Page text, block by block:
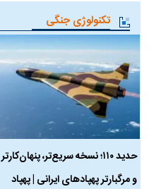
تکنولوژی جنگی
حدید ۱۱۰؛ نسخه سریع‌تر، پنهان‌کارتر
و مرگبارتر پهپادهای ایرانی | پهپاد